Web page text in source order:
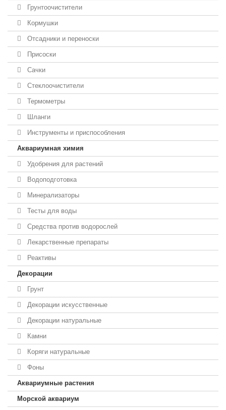
Грунтоочистители
Кормушки
Отсадники и переноски
Присоски
Сачки
Стеклоочистители
Термометры
Шланги
Инструменты и приспособления
Аквариумная химия
Удобрения для растений
Водоподготовка
Минерализаторы
Тесты для воды
Средства против водорослей
Лекарственные препараты
Реактивы
Декорации
Грунт
Декорации искусственные
Декорации натуральные
Камни
Коряги натуральные
Фоны
Аквариумные растения
Морской аквариум